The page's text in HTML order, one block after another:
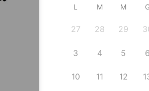
L M M
27 28 29
3 4 5 6
10 11 12